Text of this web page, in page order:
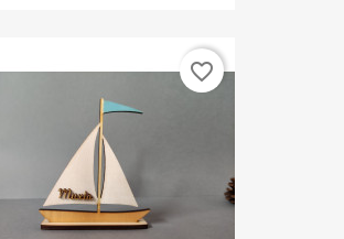
favorite_border